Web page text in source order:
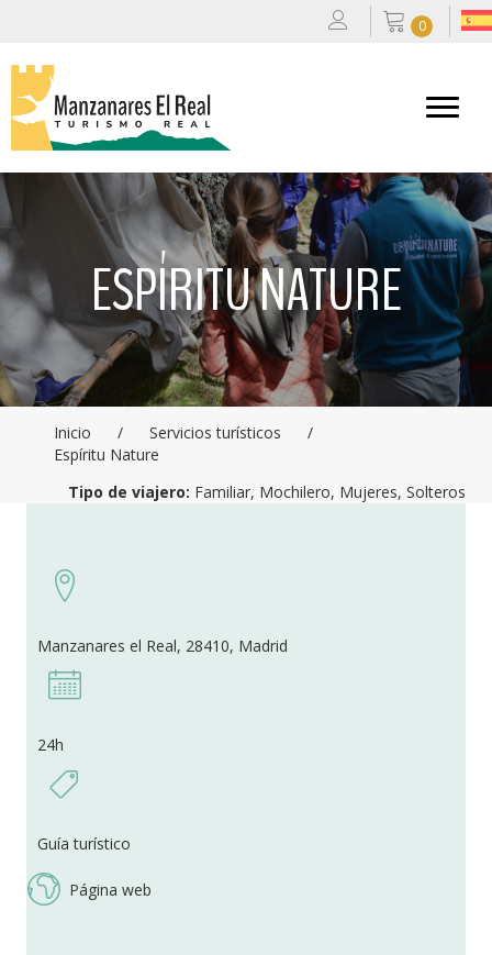
0
ESPÍRITU NATURE
Inicio / Servicios turísticos
/
Espíritu Nature
Tipo de viajero: Familiar, Mochilero, Mujeres, Solteros
Manzanares el Real, 28410, Madrid
24h
Guía turístico
Página web